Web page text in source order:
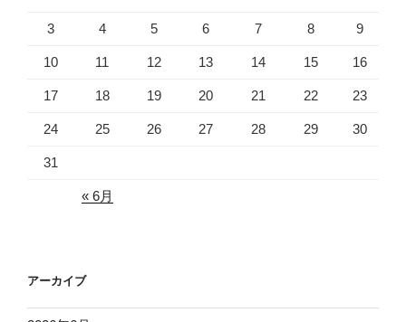
3 4 5 6 7 8 9
10 11 12 13 14 15 16
17 18 19 20 21 22 23
24 25 26 27 28 29 30
31
« 6月
アーカイブ